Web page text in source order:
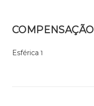
COMPENSAÇÃO
Esférica 1